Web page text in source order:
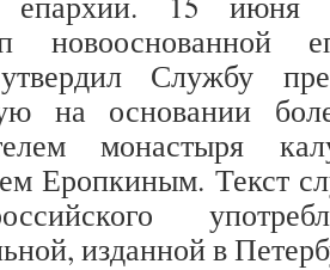
новооснованной
Службу
на основании
монастыря
Еропкиным. Текст
изданной в